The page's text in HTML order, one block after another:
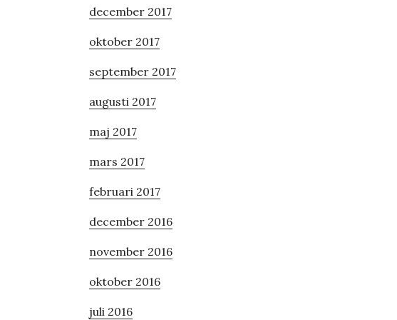
december 2017
oktober 2017
september 2017
augusti 2017
maj 2017
mars 2017
februari 2017
december 2016
november 2016
oktober 2016
juli 2016